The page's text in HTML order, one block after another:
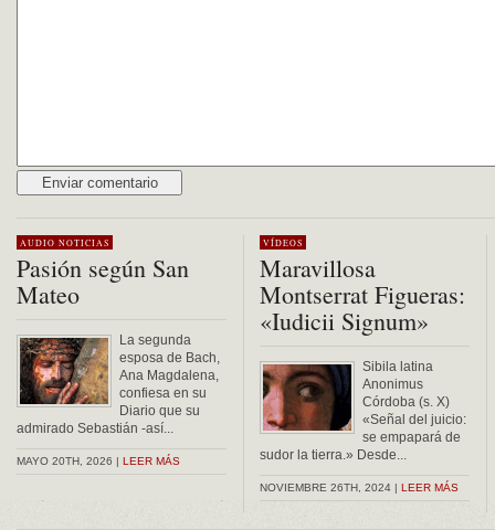
AUDIO NOTICIAS
Pasión según San
Mateo
La segunda
esposa de Bach,
Ana Magdalena,
confiesa en su
Diario que su
admirado Sebastián -así...
MAYO 20TH, 2026 | LEER MÁS
VÍDEOS
Maravillosa
Montserrat Figueras:
«Iudicii Signum»
Sibila latina
Anonimus
Córdoba (s. X)
«Señal del juicio:
se empapará de
sudor la tierra.» Desde...
NOVIEMBRE 26TH, 2024 | LEER MÁS